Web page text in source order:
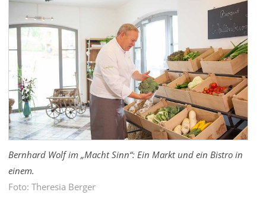
Bernhard Wolf im „Macht Sinn“: Ein Markt und ein Bistro in
einem.
Foto: Theresia Berger